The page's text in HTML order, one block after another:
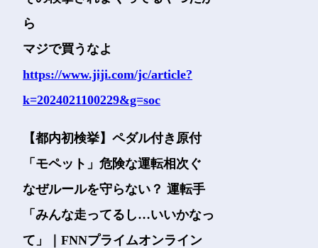
ら
マジで買うなよ
https://www.jiji.com/jc/article?
k=2024021100229&g=soc
【都内初検挙】ペダル付き原付
「モペット」危険な運転相次ぐ
なぜルールを守らない？ 運転手
「みんな走ってるし…いいかなっ
て」｜FNNプライムオンライン